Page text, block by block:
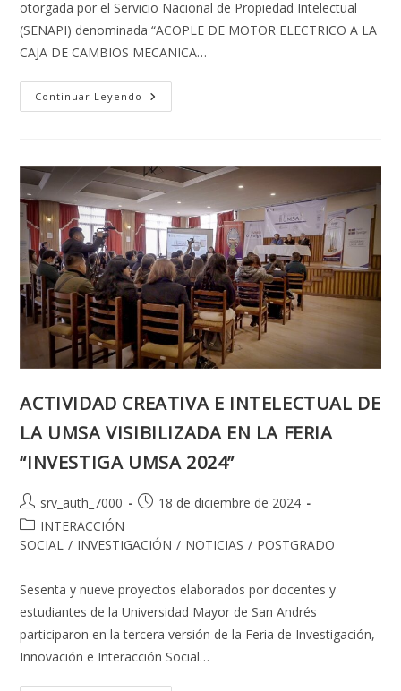
otorgada por el Servicio Nacional de Propiedad Intelectual
(SENAPI) denominada “ACOPLE DE MOTOR ELECTRICO A LA
CAJA DE CAMBIOS MECANICA…
Continuar Leyendo LA
UMSA
OTORGADA
POR
EL
SENAPI
ACTIVIDAD CREATIVA E INTELECTUAL DE
LA UMSA VISIBILIZADA EN LA FERIA
“INVESTIGA UMSA 2024”
Autor
de
la
srv_auth_7000
Publicación
la
18 de diciembre de 2024
Categoría
de
entrada:
INTERACCIÓN
SOCIAL / INVESTIGACIÓN / NOTICIAS / POSTGRADO
Sesenta y nueve proyectos elaborados por docentes y
estudiantes de la Universidad Mayor de San Andrés
participaron en la tercera versión de la Feria de Investigación,
Innovación e Interacción Social…